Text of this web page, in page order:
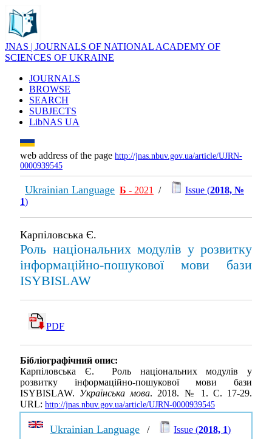
JNAS | JOURNALS OF NATIONAL ACADEMY OF
SCIENCES OF UKRAINE
JOURNALS
BROWSE
SEARCH
SUBJECTS
LibNAS UA
web address of the page http://jnas.nbuv.gov.ua/article/UJRN-
0000939545
Ukrainian Language Б - 2021 / Issue (2018, №
1)
Карпіловська Є.
Роль національних модулів у розвитку
інформаційно-пошукової мови бази
ISYBISLAW
PDF
Бібліографічний опис:
Карпіловська Є. Роль національних модулів у
розвитку інформаційно-пошукової мови бази
ISYBISLAW. Українська мова. 2018. № 1. С. 17-29.
URL: http://jnas.nbuv.gov.ua/article/UJRN-0000939545
Ukrainian Language / Issue (2018, 1)